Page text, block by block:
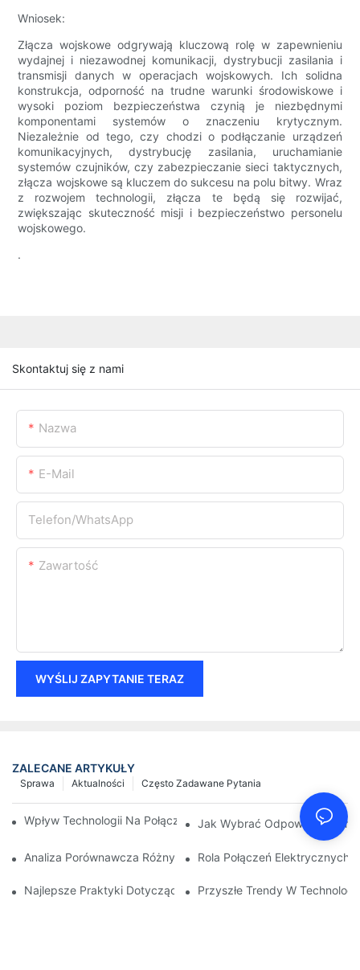
Wniosek:
Złącza wojskowe odgrywają kluczową rolę w zapewnieniu
wydajnej i niezawodnej komunikacji, dystrybucji zasilania i
transmisji danych w operacjach wojskowych. Ich solidna
konstrukcja, odporność na trudne warunki środowiskowe i
wysoki poziom bezpieczeństwa czynią je niezbędnymi
komponentami systemów o znaczeniu krytycznym.
Niezależnie od tego, czy chodzi o podłączanie urządzeń
komunikacyjnych, dystrybucję zasilania, uruchamianie
systemów czujników, czy zabezpieczanie sieci taktycznych,
złącza wojskowe są kluczem do sukcesu na polu bitwy. Wraz
z rozwojem technologii, złącza te będą się rozwijać,
zwiększając skuteczność misji i bezpieczeństwo personelu
wojskowego.
.
Skontaktuj się z nami
Nazwa
E-Mail
Telefon/WhatsApp
Zawartość
WYŚLIJ ZAPYTANIE TERAZ
ZALECANE ARTYKUŁY
Często Zadawane Pytania
Aktualności
Sprawa
Wpływ Technologii Na Połączenia Elektryczne W Elektronice
Jak Wybrać Odpowiednie
Analiza Porównawcza Różnych Typów Połączeń Elektrycznych
Rola Połączeń Elektrycznych
Najlepsze Praktyki Dotyczące Utrzymania Połączeń
Przyszłe Trendy W